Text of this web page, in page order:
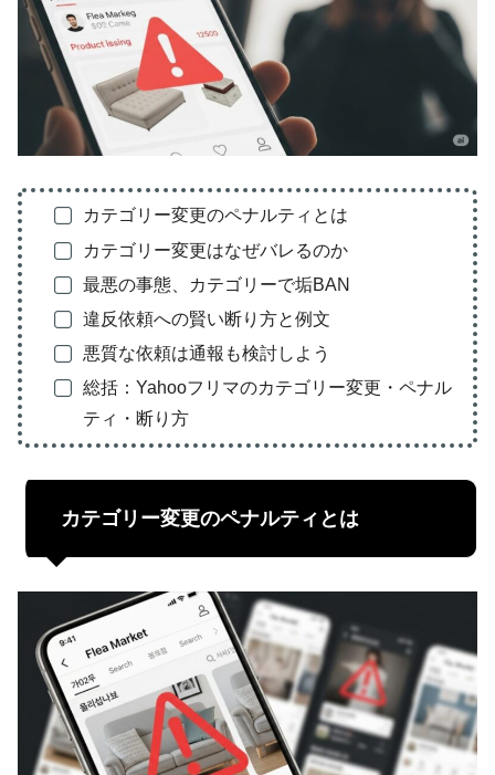
カテゴリー変更のペナルティとは
カテゴリー変更はなぜバレるのか
最悪の事態、カテゴリーで垢BAN
違反依頼への賢い断り方と例文
悪質な依頼は通報も検討しよう
総括：Yahooフリマのカテゴリー変更・ペナル
ティ・断り方
カテゴリー変更のペナルティとは